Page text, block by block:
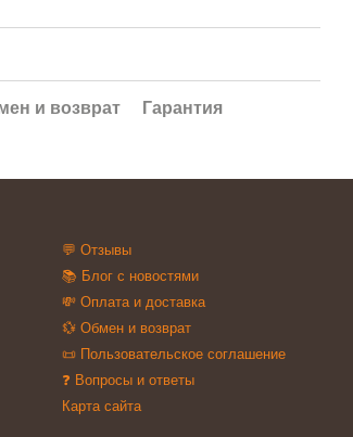
и возврат Гарантия
💬 Отзывы
📚 Блог с новостями
💸 Оплата и доставка
💱 Обмен и возврат
📜 Пользовательское соглашение
❓ Вопросы и ответы
Карта сайта